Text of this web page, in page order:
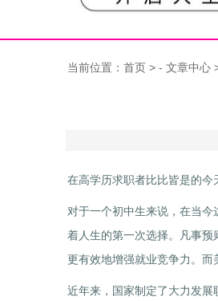
当前位置： 首页 > - 文章中心
在高学历求职者比比皆是的今
对于一个初中生来说，在当
着人生的第一次选择。凡事
更有效地增强就业竞争力。而
近年来，国家制定了大力发